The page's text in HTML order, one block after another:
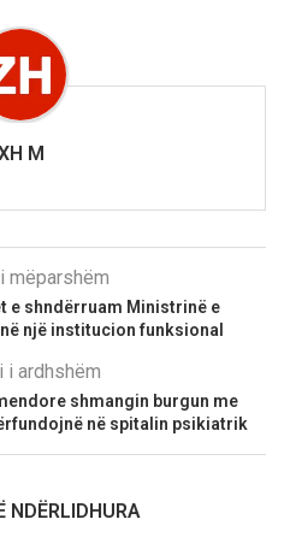
M
mëparshëm
e shndërruam Ministrinë e
një institucion funksional
i ardhshëm
shmangin burgun me
në spitalin psikiatrik
NDËRLIDHURA